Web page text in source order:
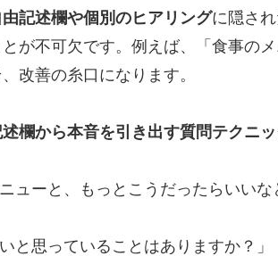
由記述欄や個別のヒアリングに隠さ
が不可欠です。例えば、「食事の
改善の糸口になります。
欄から本音を引き出す質問テクニッ
ューと、もっとこうだったらいい
と思っていることはありますか？」